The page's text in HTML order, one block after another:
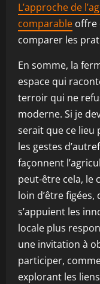
L’approche de
comparable offre
comparer les
En somme, la
espace qui
terroir qui ne
moderne. Si je
serait que ce lieu
les gestes
façonnent
peut-être cela, le
loin d’être
s’appuient les
locale plus
une invitation à
participer,
explorant les